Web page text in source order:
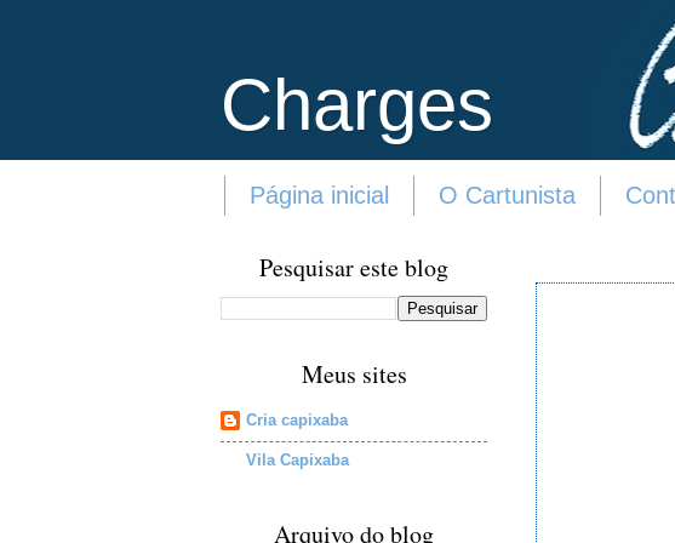
Charges
Página inicial O Cartunista
Pesquisar este blog
Meus sites
Cria capixaba
Vila Capixaba
Arquivo do blog